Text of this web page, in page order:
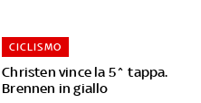
Christen vince la 5^ tappa.
Brennen in giallo
CICLISMO